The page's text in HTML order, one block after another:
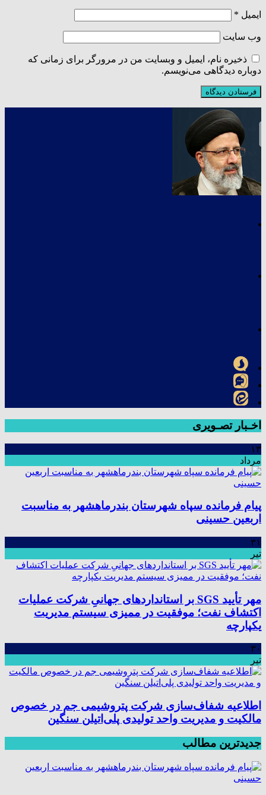
ایمیل *
وب‌ سایت
ذخیره نام، ایمیل و وبسایت من در مرورگر برای زمانی که
دوباره دیدگاهی می‌نویسم.
اخـبار تصـویری
۱۳
مرداد
پیام فرمانده سپاه شهرستان بندرماهشهر به مناسبت
اربعین حسینی
۳۱
تیر
مهر تأیید SGS بر استانداردهای جهانیِ شرکت عملیات
اکتشاف نفت؛ موفقیت در ممیزی سیستم مدیریت
یکپارچه
۳۰
تیر
اطلاعیه شفاف‌سازی شرکت پتروشیمی جم در خصوص
مالکیت و مدیریت واحد تولیدی پلی‌اتیلن سنگین
جدیدترین مطالب